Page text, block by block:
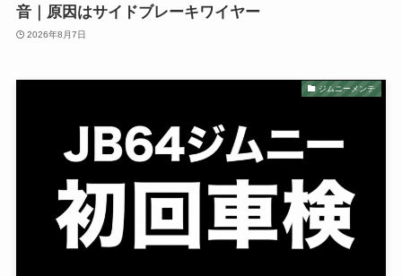
音｜原因はサイドブレーキワイヤー
2026年8月7日
ジムニーメンテ